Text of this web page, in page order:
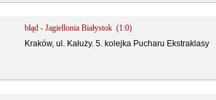
błąd - Jagiellonia Białystok (1:0)
Kraków, ul. Kałuży. 5. kolejka Pucharu Ekstraklasy